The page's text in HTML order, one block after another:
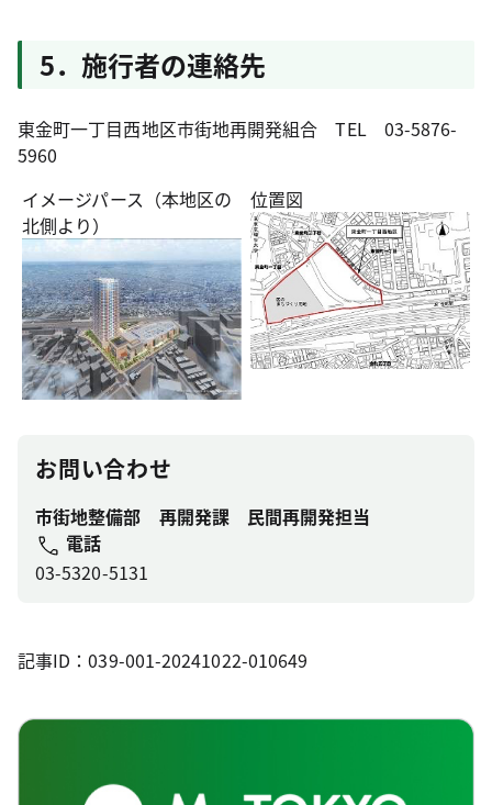
5．施行者の連絡先
東金町一丁目西地区市街地再開発組合 TEL 03-5876-
5960
イメージパース（本地区の
北側より）
位置図
お問い合わせ
市街地整備部 再開発課 民間再開発担当
電話
03-5320-5131
記事ID：039-001-20241022-010649